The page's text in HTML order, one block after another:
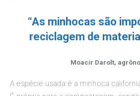
“As minhocas são
reciclagem de
Moacir Darolt,
A espécie usada é a minhoca